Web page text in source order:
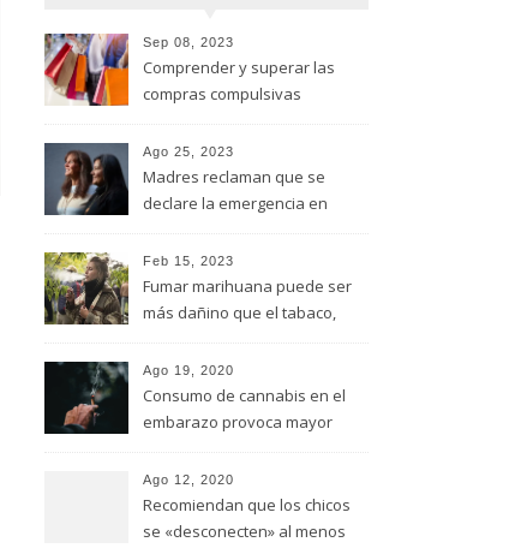
Sep 08, 2023
Comprender y superar las
compras compulsivas
Ago 25, 2023
Madres reclaman que se
declare la emergencia en
Feb 15, 2023
Fumar marihuana puede ser
más dañino que el tabaco,
Universidad de Ottawa
Ago 19, 2020
Consumo de cannabis en el
embarazo provoca mayor
(FUNDACION MANANTIALES)
Ago 12, 2020
Recomiendan que los chicos
se «desconecten» al menos